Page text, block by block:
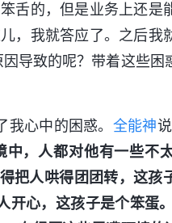
舌的，但是业务上还是
，我就答应了。之后我
导致的呢？带着这些困
心中的困惑。 全能神
，人都对他有一些不
把人哄得团团转，这孩
心，这孩子是个笨蛋